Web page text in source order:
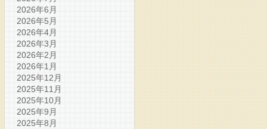
2026年6月
2026年5月
2026年4月
2026年3月
2026年2月
2026年1月
2025年12月
2025年11月
2025年10月
2025年9月
2025年8月